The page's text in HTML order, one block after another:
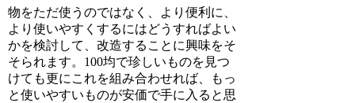
物をただ使うのではなく、より便利に、
より使いやすくするにはどうすればよい
かを検討して、改造することに興味をそ
そられます。100均で珍しいものを見つ
けても更にこれを組み合わせれば、もっ
と使いやすいものが安価で手に入ると思